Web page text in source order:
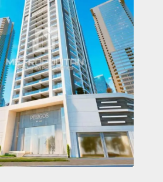
681 199 $
IGO
IGO, Dubai Marina, Dubai